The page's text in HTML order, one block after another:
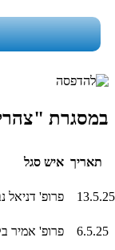
במסגרת
תאריך איש סגל
13.5.25 פרופ' דניאל
6.5.25
פרופ' אמיר